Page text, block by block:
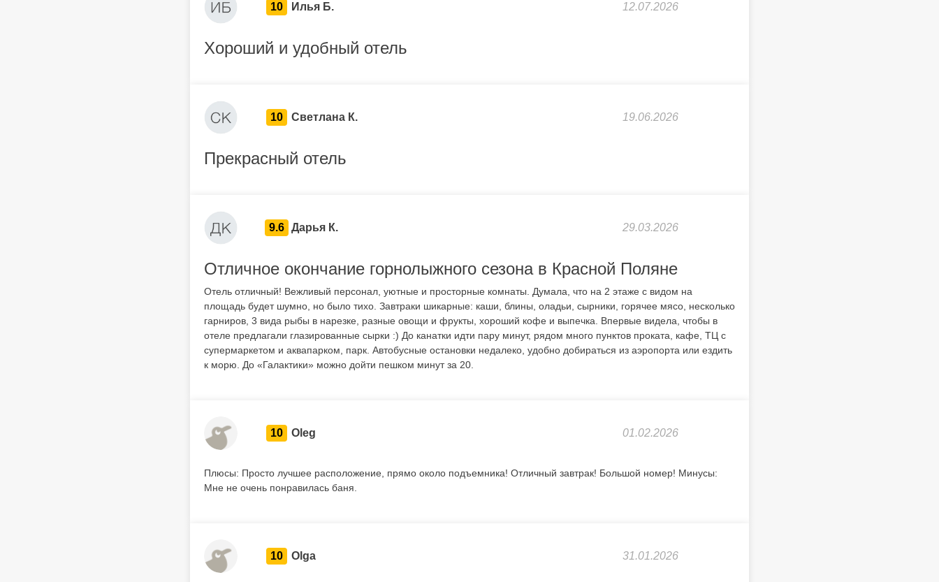
10 Илья Б. 12.07.2026
Хороший и удобный отель
10 Светлана К. 19.06.2026
Прекрасный отель
9.6 Дарья К. 29.03.2026
Отличное окончание горнолыжного сезона в Красной Поляне
Отель отличный! Вежливый персонал, уютные и просторные комнаты. Думала, что на 2 этаже с видом на
площадь будет шумно, но было тихо. Завтраки шикарные: каши, блины, оладьи, сырники, горячее мясо, несколько
гарниров, 3 вида рыбы в нарезке, разные овощи и фрукты, хороший кофе и выпечка. Впервые видела, чтобы в
отеле предлагали глазированные сырки :) До канатки идти пару минут, рядом много пунктов проката, кафе, ТЦ с
супермаркетом и аквапарком, парк. Автобусные остановки недалеко, удобно добираться из аэропорта или ездить
к морю. До «Галактики» можно дойти пешком минут за 20.
10 Oleg 01.02.2026
Плюсы: Просто лучшее расположение, прямо около подъемника! Отличный завтрак! Большой номер! Минусы:
Мне не очень понравилась баня.
10 Olga 31.01.2026